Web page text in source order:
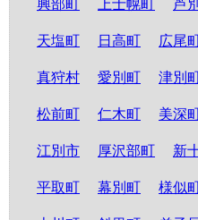
興部町 上士幌町 芦
天塩町 日高町 広尾
真狩村 愛別町 津別
松前町 仁木町 美深
江別市 厚沢部町 新
平取町 幕別町 様似